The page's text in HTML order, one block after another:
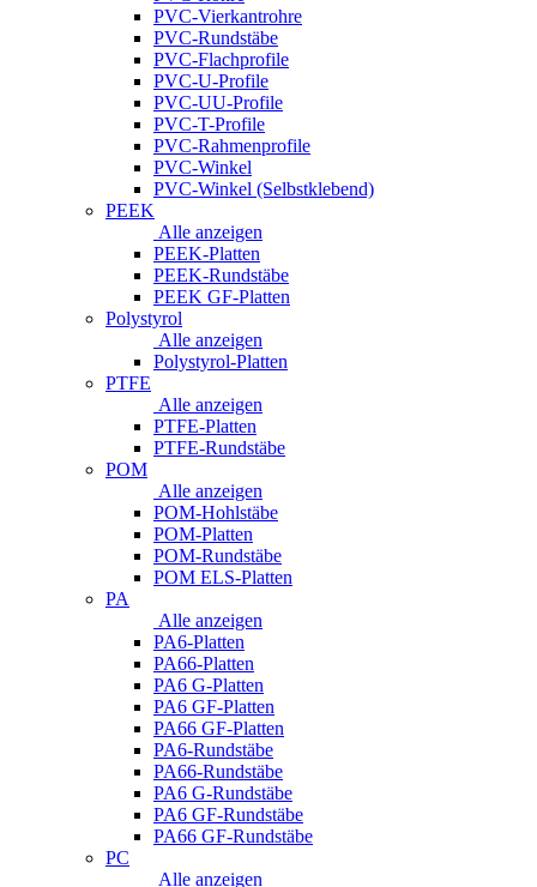
PVC-Vierkantrohre
PVC-Rundstäbe
PVC-Flachprofile
PVC-U-Profile
PVC-UU-Profile
PVC-T-Profile
PVC-Rahmenprofile
PVC-Winkel
PVC-Winkel (Selbstklebend)
PEEK
Alle anzeigen
PEEK-Platten
PEEK-Rundstäbe
PEEK GF-Platten
Polystyrol
Alle anzeigen
Polystyrol-Platten
PTFE
Alle anzeigen
PTFE-Platten
PTFE-Rundstäbe
POM
Alle anzeigen
POM-Hohlstäbe
POM-Platten
POM-Rundstäbe
POM ELS-Platten
PA
Alle anzeigen
PA6-Platten
PA66-Platten
PA6 G-Platten
PA6 GF-Platten
PA66 GF-Platten
PA6-Rundstäbe
PA66-Rundstäbe
PA6 G-Rundstäbe
PA6 GF-Rundstäbe
PA66 GF-Rundstäbe
PC
Alle anzeigen